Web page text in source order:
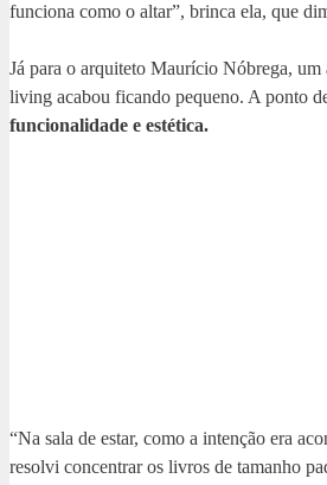
funciona como o altar”, brinca ela, que
Já para o arquiteto Maurício Nóbrega, um
living acabou ficando pequeno. A ponto
funcionalidade e estética.
“Na sala de estar, como a intenção era
resolvi concentrar os livros de tamanho